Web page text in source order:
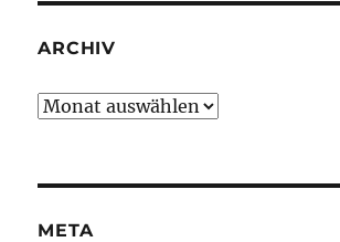
ARCHIV
Archiv
META